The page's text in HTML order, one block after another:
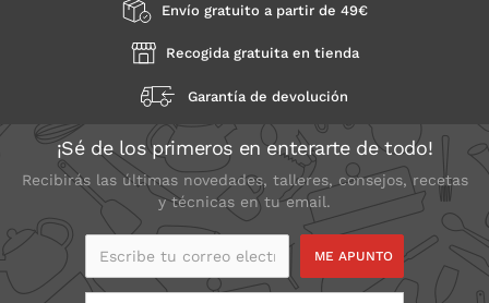
Envío gratuito a partir de 49€
Recogida gratuita en tienda
Garantía de devolución
¡Sé de los primeros en enterarte de todo!
Recibirás las últimas novedades, talleres, consejos, recetas
y técnicas en tu email.
Escribe tu correo